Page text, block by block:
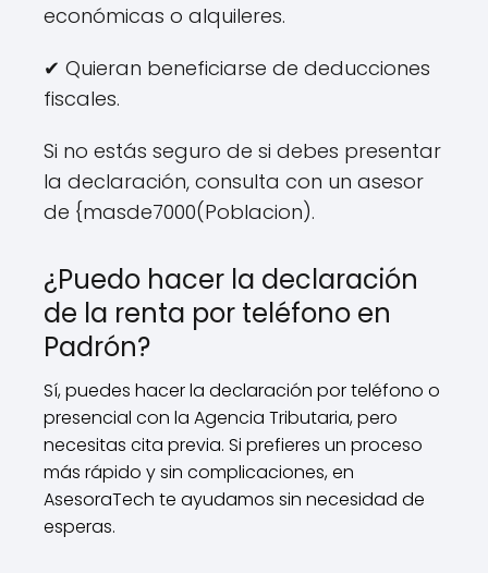
económicas o alquileres.
✔ Quieran beneficiarse de deducciones
fiscales.
Si no estás seguro de si debes presentar
la declaración, consulta con un asesor
de {masde7000(Poblacion).
¿Puedo hacer la declaración
de la renta por teléfono en
Padrón?
Sí, puedes hacer la declaración por teléfono o
presencial con la Agencia Tributaria, pero
necesitas cita previa. Si prefieres un proceso
más rápido y sin complicaciones, en
AsesoraTech te ayudamos sin necesidad de
esperas.